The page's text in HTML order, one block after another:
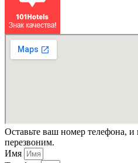
Оставьте ваш номер телефона, и
перезвоним.
Имя